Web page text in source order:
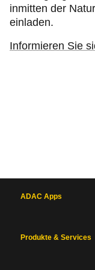
inmitten der
einladen.
Informieren Sie
ADAC Apps
Produkte & Services